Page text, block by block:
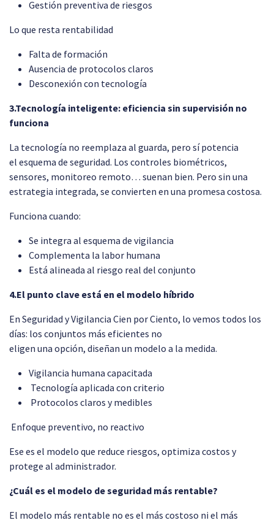
Gestión preventiva de riesgos
Lo que resta rentabilidad
Falta de formación
Ausencia de protocolos claros
Desconexión con tecnología
3.Tecnología inteligente: eficiencia sin supervisión no
funciona
La tecnología no reemplaza al guarda, pero sí potencia
el esquema de seguridad. Los controles biométricos,
sensores, monitoreo remoto… suenan bien. Pero sin una
estrategia integrada, se convierten en una promesa costosa.
Funciona cuando:
Se integra al esquema de vigilancia
Complementa la labor humana
Está alineada al riesgo real del conjunto
4.El punto clave está en el modelo híbrido
En Seguridad y Vigilancia Cien por Ciento, lo vemos todos los
días: los conjuntos más eficientes no
eligen una opción, diseñan un modelo a la medida.
Vigilancia humana capacitada
Tecnología aplicada con criterio
Protocolos claros y medibles
Enfoque preventivo, no reactivo
Ese es el modelo que reduce riesgos, optimiza costos y
protege al administrador.
¿Cuál es el modelo de seguridad más rentable?
El modelo más rentable no es el más costoso ni el más